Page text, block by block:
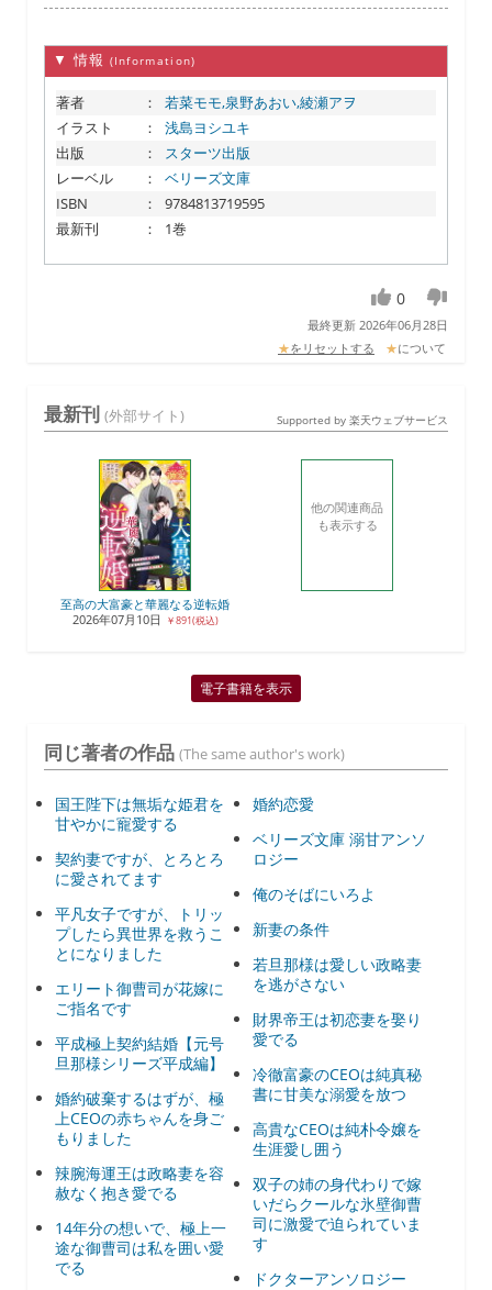
▼ 情報 (Information)
著者 ：
若菜モモ,泉野あおい,綾瀬アヲ
イラスト
：
浅島ヨシユキ
出版
：
スターツ出版
レーベル
：
ベリーズ文庫
ISBN
：
9784813719595
最新刊
： 1巻
0
最終更新 2026年06月28日
★をリセットする ★について
最新刊 (外部サイト) Supported by 楽天ウェブサービス
至高の大富豪と華麗なる逆転婚
2026年07月10日
￥891(税込)
他の関連商品
も表示する
電子書籍を表示
同じ著者の作品 (The same author's work)
国王陛下は無垢な姫君を
甘やかに寵愛する
契約妻ですが、とろとろ
に愛されてます
平凡女子ですが、トリッ
プしたら異世界を救うこ
とになりました
エリート御曹司が花嫁に
ご指名です
平成極上契約結婚【元号
旦那様シリーズ平成編】
婚約破棄するはずが、極
上CEOの赤ちゃんを身ご
もりました
辣腕海運王は政略妻を容
赦なく抱き愛でる
14年分の想いで、極上一
途な御曹司は私を囲い愛
でる
婚約恋愛
ベリーズ文庫 溺甘アンソ
ロジー
俺のそばにいろよ
新妻の条件
若旦那様は愛しい政略妻
を逃がさない
財界帝王は初恋妻を娶り
愛でる
冷徹富豪のCEOは純真秘
書に甘美な溺愛を放つ
高貴なCEOは純朴令嬢を
生涯愛し囲う
双子の姉の身代わりで嫁
いだらクールな氷壁御曹
司に激愛で迫られていま
す
ドクターアンソロジー